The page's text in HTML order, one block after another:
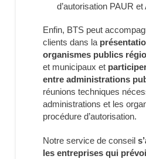
d’autorisation PAUR et
Enfin, BTS peut
clients dans la
organismes publics
et municipaux et
entre administrations
réunions techniques
administrations et les
procédure d’autorisation.
Notre service de conseil
les entreprises qui